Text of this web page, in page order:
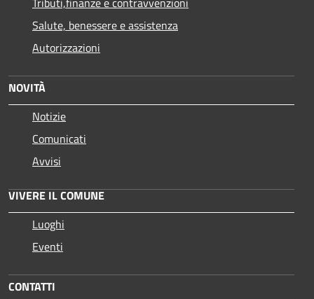
Salute, benessere e assistenza
Autorizzazioni
NOVITÀ
Notizie
Comunicati
Avvisi
VIVERE IL COMUNE
Luoghi
Eventi
CONTATTI